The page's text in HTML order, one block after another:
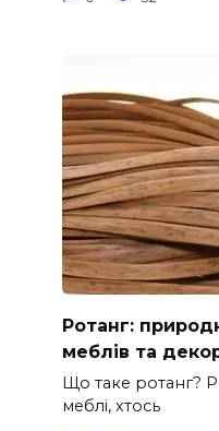
Ротанг:
меблів та
Що таке ротанг?
меблі, хтось